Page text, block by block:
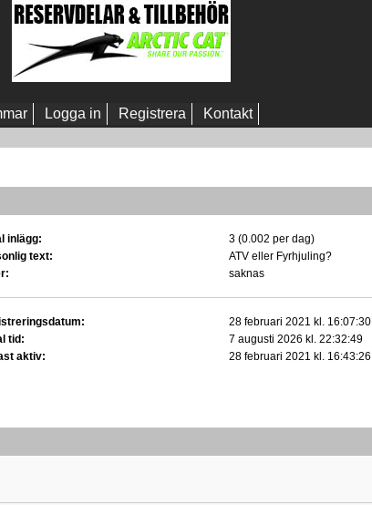
Logga in Registrera Kontakt
inlägg:
3 (0.002 per dag)
text:
ATV eller Fyrhjuling?
saknas
28 februari 2021 kl. 16:07:30
tid:
7 augusti 2026 kl. 22:32:49
aktiv:
28 februari 2021 kl. 16:43:26